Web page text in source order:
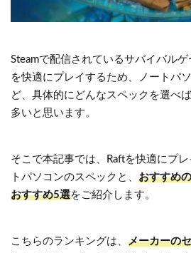
Steamで配信されているサバイバルゲ
を快適にプレイするため、ノートパ
ど、具体的にどんなスペックを選べ
多いと思います。
そこで本記事では、Raftを快適にプ
トパソコンのスペックと、 おすすめ
おすすめ5選をご紹介します。
こちらのランキングは、 メーカーの